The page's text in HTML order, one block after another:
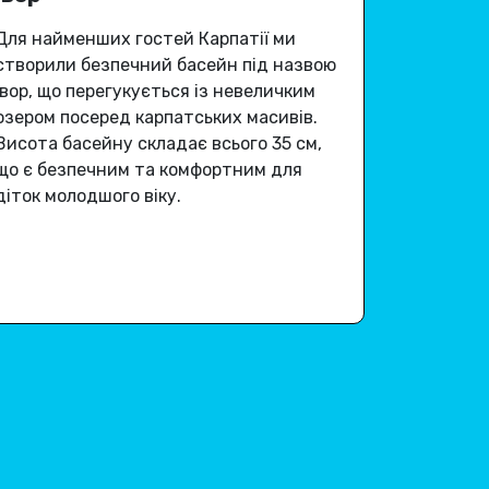
найменших гостей Карпатії ми
безпечний басейн під назвою
що перегукується із невеличким
посеред карпатських масивів.
басейну складає всього 35 см,
є безпечним та комфортним для
молодшого віку.